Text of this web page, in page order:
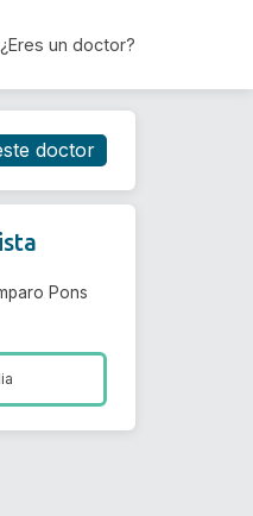
¿Eres un doctor?
Reservar cita
doctor
Pons